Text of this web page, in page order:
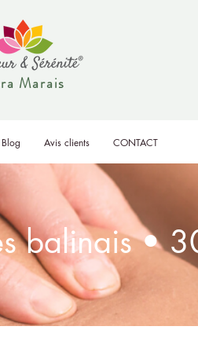
Marais
Blog Avis clients CONTACT
balinais •